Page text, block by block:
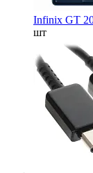
Infinix GT
шт